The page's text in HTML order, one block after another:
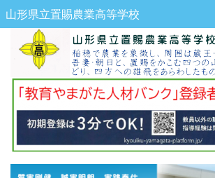
山形県立置賜農業高等学校